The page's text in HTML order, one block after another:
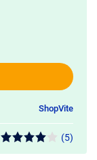
ShopVite
(5)